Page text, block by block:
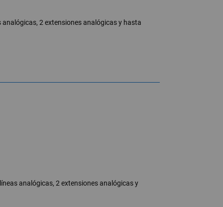
2 extensiones analógicas y hasta
analógicas, 2 extensiones analógicas y